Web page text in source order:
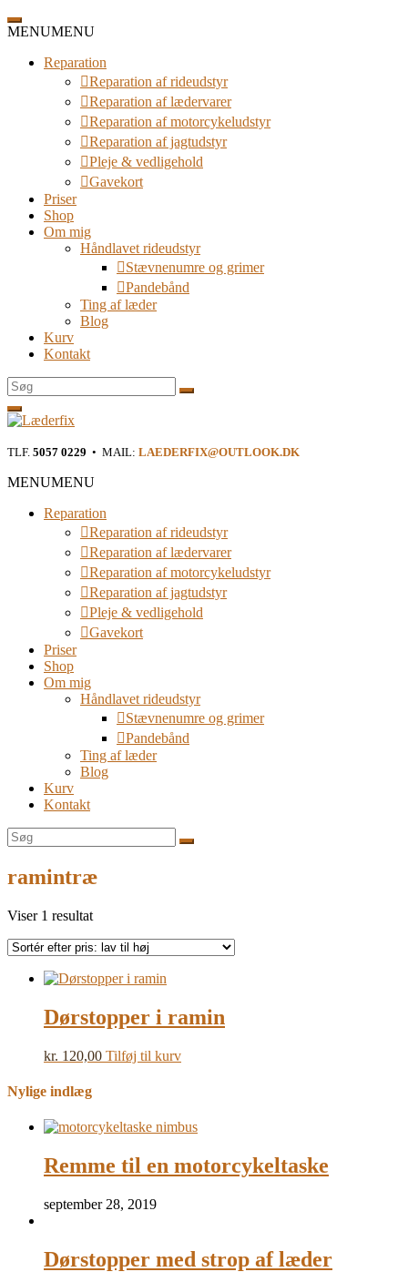
Spring
til
MENUMENU
Reparation
Reparation af rideudstyr
Reparation af lædervarer
Reparation af motorcykeludstyr
Reparation af jagtudstyr
Pleje & vedligehold
Gavekort
Priser
Shop
Om mig
Håndlavet rideudstyr
Stævnenumre og grimer
Pandebånd
Ting af læder
Blog
Kurv
Kontakt
Søg
efter:
Læderfix
TLF. 5057 0229 • MAIL: LAEDERFIX@OUTLOOK.DK
MENUMENU
Reparation
Reparation af rideudstyr
Reparation af lædervarer
Reparation af motorcykeludstyr
Reparation af jagtudstyr
Pleje & vedligehold
Gavekort
Priser
Shop
Om mig
Håndlavet rideudstyr
Stævnenumre og grimer
Pandebånd
Ting af læder
Blog
Kurv
Kontakt
Søg
efter:
ramintræ
Viser 1 resultat
Dørstopper i ramin
kr. 120,00 Tilføj til kurv
Nylige indlæg
Remme til en motorcykeltaske
september 28, 2019
Dørstopper med strop af læder